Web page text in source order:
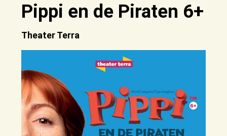
Pippi en de Piraten 6+
Theater Terra